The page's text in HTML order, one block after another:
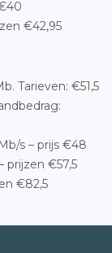
€42,95
Tarieven: €51,5
s – prijs €48
prijzen €57,5
€82,5